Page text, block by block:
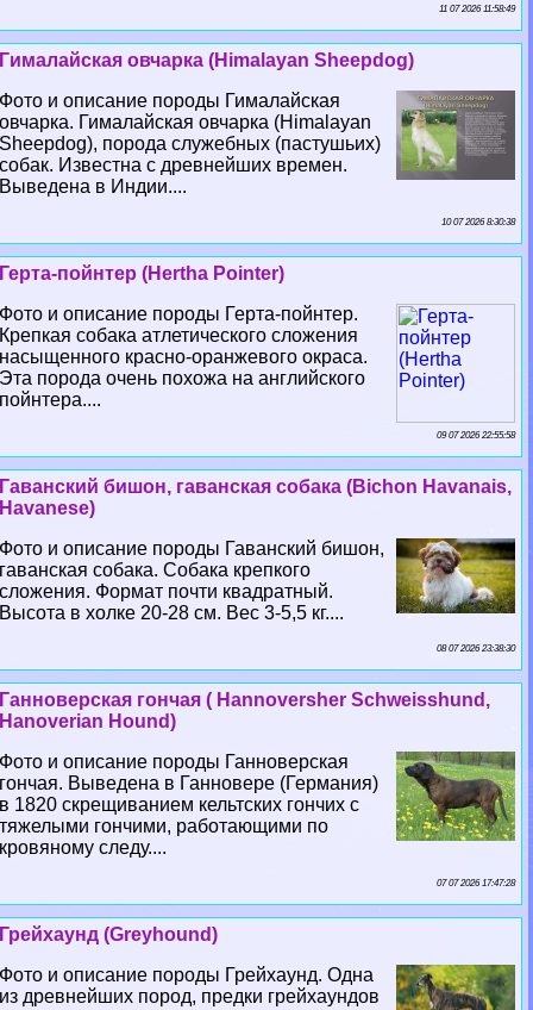
11 07 2026 11:58:49
Гималайская овчарка (Himalayan Sheepdog)
Фото и описание породы Гималайская
овчарка. Гималайская овчарка (Himalayan
Sheepdog), порода служебных (пастушьих)
собак. Известна с древнейших времен.
Выведена в Индии....
10 07 2026 8:30:38
Герта-пойнтер (Hertha Pointer)
Фото и описание породы Герта-пойнтер.
Крепкая собака атлетического сложения
насыщенного красно-оранжевого окраса.
Эта порода очень похожа на английского
пойнтера....
09 07 2026 22:55:58
Гаванский бишон, гаванская собака (Bichon Havanais,
Havanese)
Фото и описание породы Гаванский бишон,
гаванская собака. Собака крепкого
сложения. Формат почти квадратный.
Высота в холке 20-28 см. Вес 3-5,5 кг....
08 07 2026 23:38:30
Ганноверская гончая ( Hannoversher Schweisshund,
Hanoverian Hound)
Фото и описание породы Ганноверская
гончая. Выведена в Ганновере (Германия)
в 1820 скрещиванием кельтских гончих с
тяжелыми гончими, работающими по
кровяному следу....
07 07 2026 17:47:28
Грейхаунд (Greyhound)
Фото и описание породы Грейхаунд. Одна
из древнейших пород, предки грейхаундов